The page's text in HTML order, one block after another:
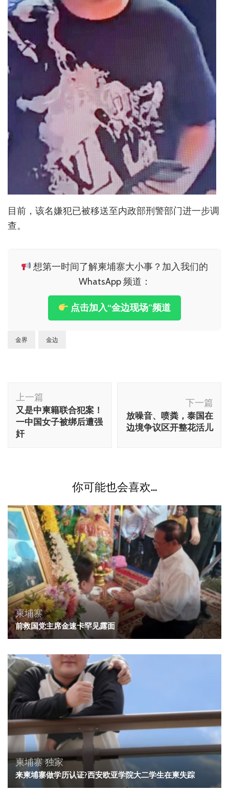
目前，该名嫌犯已被移送至内政部刑警部门进一步调
查。
想第一时间了解柬埔寨大小事？加入我们的
WhatsApp 频道：
点击加入“金边现场”频道
金界 金边
博
文
导
航
上一篇
又是中柬籍联合犯案！
一中国女子被绑后遭强
奸
下一篇
放噪音、喷粪，泰国在
边境争议区开整花活儿
你可能也会喜欢...
柬埔寨
前救国党主席金速卡罕见露面
柬埔寨独家
来柬埔寨做学历认证?西安欧亚学院大二学生在柬失踪